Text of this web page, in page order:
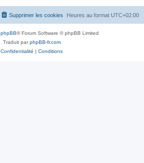
Heures au format UTC+02:00
Supprimer les cookies
phpBB® Forum Software © phpBB Limited
Traduit parphpBB-fr.com
Confidentialité | Conditions